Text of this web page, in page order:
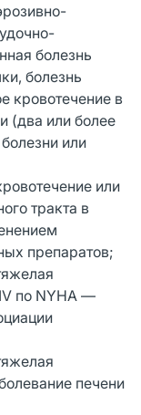
болезнь
болезнь
кровотечение в
(два или более
или
или
тракта в
препаратов;
по NYHA —
печени